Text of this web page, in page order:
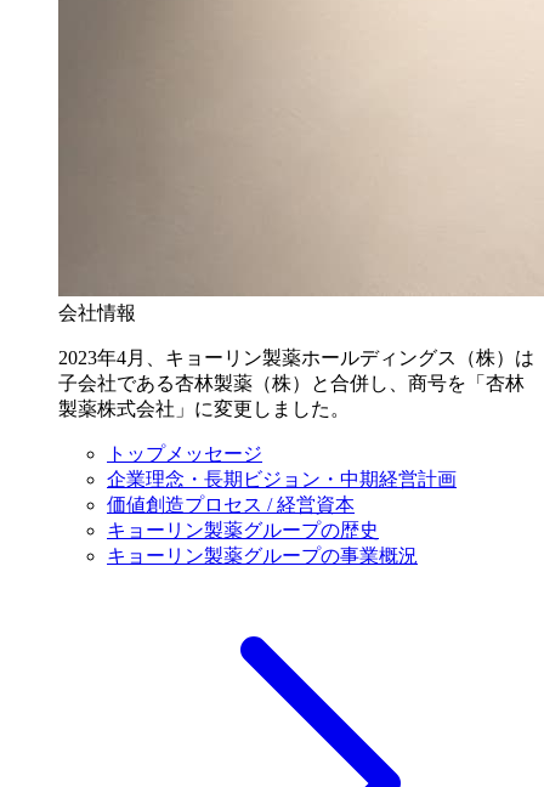
会社情報
2023年4月、キョーリン製薬ホールディングス（株）は
子会社である杏林製薬（株）と合併し、商号を「杏林
製薬株式会社」に変更しました。
トップメッセージ
企業理念・長期ビジョン・中期経営計画
価値創造プロセス / 経営資本
キョーリン製薬グループの歴史
キョーリン製薬グループの事業概況